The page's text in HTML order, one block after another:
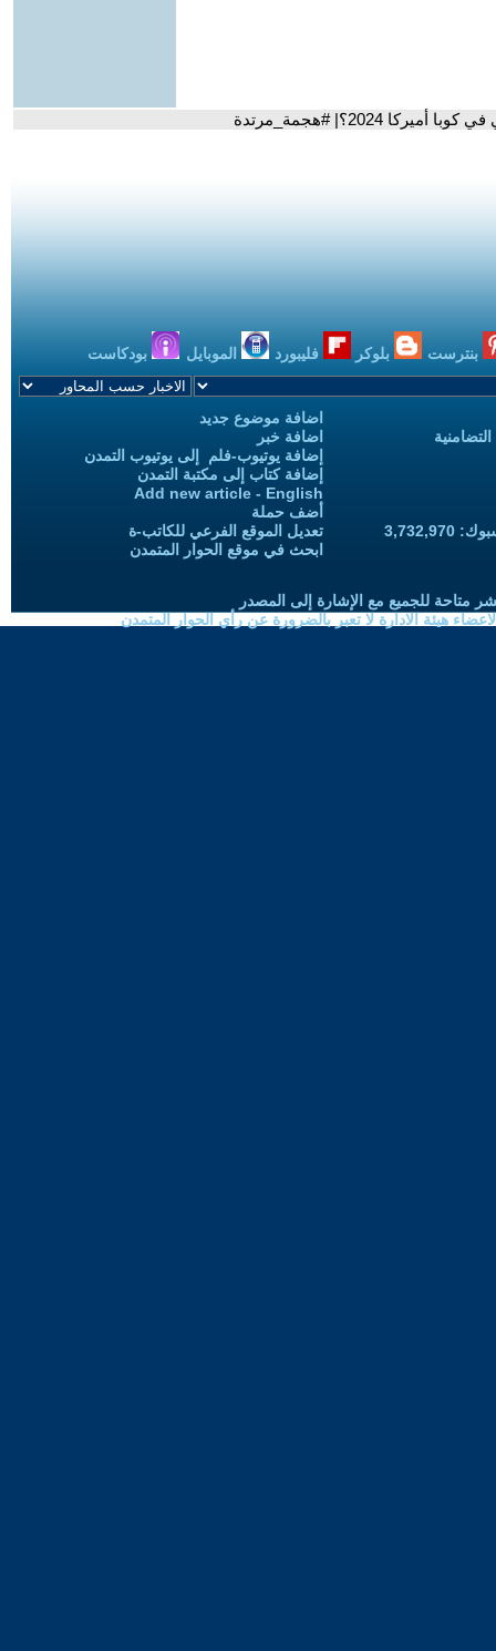
#هجمة_مرتدة
بنترست بلوكر فليبورد الموبايل بودكاست
اضافة موضوع جديد
اضافة خبر
إضافة يوتيوب-فلم إلى يوتيوب التمدن
إضافة كتاب إلى مكتبة التمدن
Add new article - English
أضف حملة
تعديل الموقع الفرعي للكاتب-ة
ابحث في موقع الحوار المتمدن
متاحة للجميع مع الإشارة إلى المصدر
هيئة الادارة لا تعبر بالضرورة عن رأي الحوار المتمدن